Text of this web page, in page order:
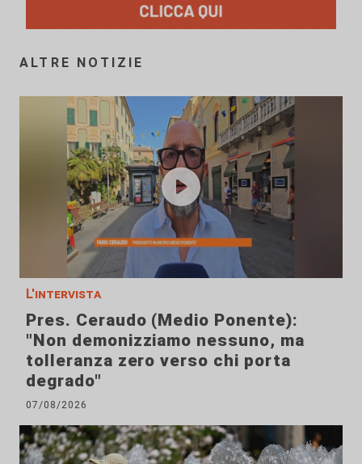
ALTRE NOTIZIE
L'intervista
Pres. Ceraudo (Medio Ponente):
"Non demonizziamo nessuno, ma
tolleranza zero verso chi porta
degrado"
07/08/2026